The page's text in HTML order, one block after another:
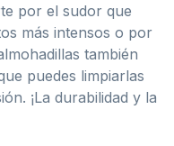
por el sudor que
más intensos o por
también
puedes limpiarlas
¡La durabilidad y la